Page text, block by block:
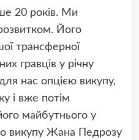
20 років. Ми
Його
трансферної
гравців у річну
нас опцією викупу,
і вже потім
майбутнього у
викупу Жана Педрозу